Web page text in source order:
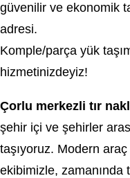
güvenilir ve ekonomik
adresi.
Komple/parça yük
hizmetinizdeyiz!
Çorlu merkezli tır
şehir içi ve şehirler
taşıyoruz. Modern
ekibimizle, zamanında